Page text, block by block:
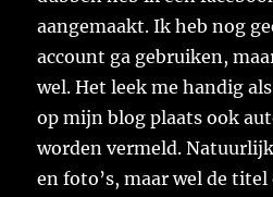
aangemaakt. Ik heb nog
account ga gebruiken,
wel. Het leek me handig
op mijn blog plaats ook
worden vermeld.
en foto’s, maar wel de titel